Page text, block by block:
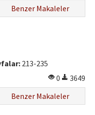
Benzer Makaleler
213-235
0
3649
Benzer Makaleler